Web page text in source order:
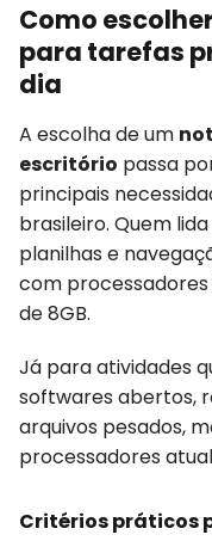
Como
para tarefas
dia
A escolha de um
escritório passa
principais
brasileiro. Quem
planilhas e
com
de 8GB.
Já para atividades
softwares abertos,
arquivos pesados,
processadores
Critérios práticos